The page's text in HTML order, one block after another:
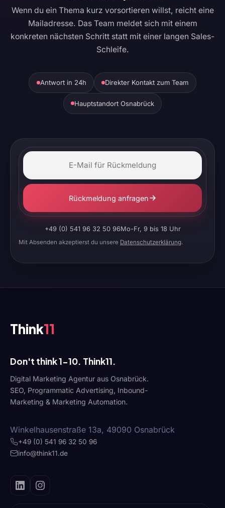
Wenn du ein Thema kurz vorsortieren willst, reicht eine
Mailadresse. Das Team meldet sich mit einem
konkreten nächsten Schritt statt mit einer langen Sales-
Schleife.
Antwort in 24h Direkter Kontakt zum Team
Hauptstandort Osnabrück
Rückmeldung anfragen
+49 (0) 541 96 32 50 96Mo-Fr, 9 bis 18 Uhr
Mit Absenden akzeptierst du unsere Datenschutzerklärung.
Think11
Don't think 1-10. Think11.
Digital Marketing Agentur aus Osnabrück.
SEO, Programmatic Advertising, Inbound-
Marketing & Marketing Automation.
Winkelhausenstraße 13a, 49090 Osnabrück
+49 (0) 541 96 32 50 96
info@think11.de